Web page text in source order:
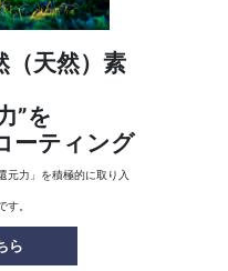
（天然）素
”を
ーティング
元力」を積極的に取り入
す。
ら